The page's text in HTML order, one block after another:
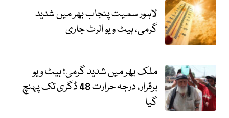
لاہور سمیت پنجاب بھر میں شدید
گرمی، ہیٹ ویو الرٹ جاری
ملک بھر میں شدید گرمی؛ ہیٹ ویو
برقرار، درجہ حرارت 48 ڈگری تک پہنچ
گیا